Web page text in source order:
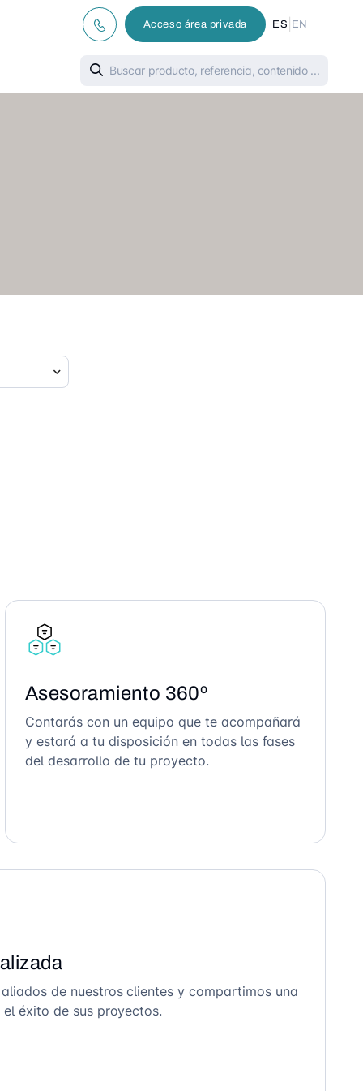
Acceso área privada ES EN
Asesoramiento 360º
Contarás con un equipo que te acompañará
y estará a tu disposición en todas las fases
del desarrollo de tu proyecto.
de nuestros clientes y compartimos una
éxito de sus proyectos.